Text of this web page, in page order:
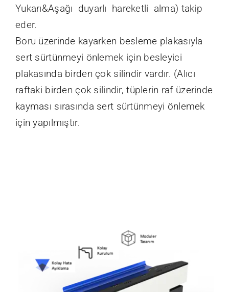
Yukarı&Aşağı duyarlı hareketli alma) takip
eder.
Boru üzerinde kayarken besleme plakasıyla
sert sürtünmeyi önlemek için besleyici
plakasında birden çok silindir vardır. (Alıcı
raftaki birden çok silindir, tüplerin raf üzerinde
kayması sırasında sert sürtünmeyi önlemek
için yapılmıştır.